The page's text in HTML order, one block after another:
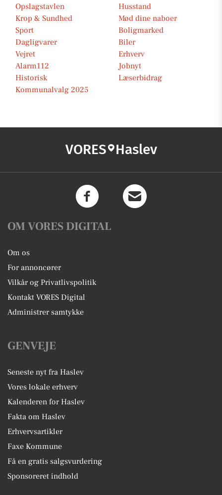
Opslagstavlen
Husstand
Krop & Sundhed
Mød dine naboer
Sport
Boligmarked
Dagligvarer
Biler
Vejret
Erhverv
Alarm112
Jobnyt
Historisk
Læserbidrag
Kommunalvalg 2025
VORES Haslev
OM VORES DIGITAL
Om os
For annoncører
Vilkår og Privatlivspolitik
Kontakt VORES Digital
Administrer samtykke
GENVEJE
Seneste nyt fra Haslev
Vores lokale erhverv
Kalenderen for Haslev
Fakta om Haslev
Erhvervsartikler
Faxe Kommune
Få en gratis salgsvurdering
Sponsoreret indhold